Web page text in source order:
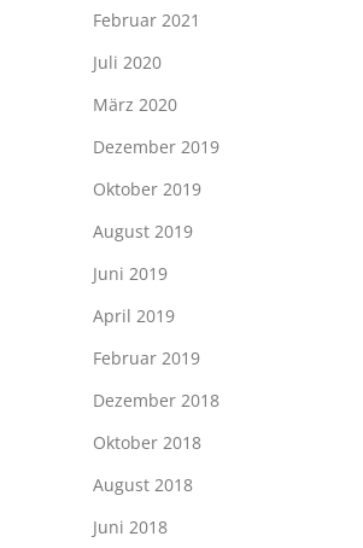
Februar 2021
Juli 2020
März 2020
Dezember 2019
Oktober 2019
August 2019
Juni 2019
April 2019
Februar 2019
Dezember 2018
Oktober 2018
August 2018
Juni 2018